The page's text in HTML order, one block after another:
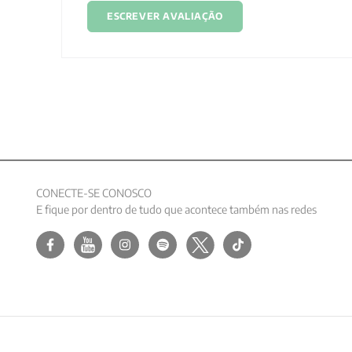
ESCREVER AVALIAÇÃO
CONECTE-SE CONOSCO
E fique por dentro de tudo que acontece também nas redes